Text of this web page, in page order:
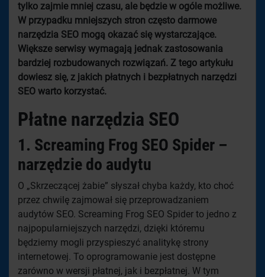
tylko zajmie mniej czasu, ale będzie w ogóle możliwe.
W przypadku mniejszych stron często darmowe
narzędzia SEO mogą okazać się wystarczające.
Większe serwisy wymagają jednak zastosowania
bardziej rozbudowanych rozwiązań. Z tego artykułu
dowiesz się, z jakich płatnych i bezpłatnych narzędzi
SEO warto korzystać.
Płatne narzędzia SEO
1. Screaming Frog SEO Spider –
narzędzie do audytu
O „Skrzeczącej żabie” słyszał chyba każdy, kto choć
przez chwilę zajmował się przeprowadzaniem
audytów SEO. Screaming Frog SEO Spider to jedno z
najpopularniejszych narzędzi, dzięki któremu
będziemy mogli przyspieszyć analitykę strony
internetowej. To oprogramowanie jest dostępne
zarówno w wersji płatnej, jak i bezpłatnej. W tym